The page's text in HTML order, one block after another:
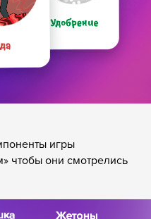
игры
чтобы они смотрелись